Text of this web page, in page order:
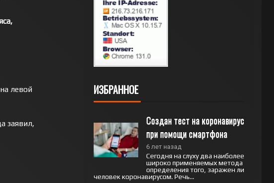
левой
заявил,
ИЗБРАННОЕ
Создан тест на коронавирус
при помощи смартфона
6 лет назад
Сегодня на слуху два наиболее
широко применяемых метода
определения того, заражен ли
человек коронавирусом. Речь...